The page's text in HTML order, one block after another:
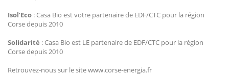
Isol’Eco : Casa Bio est votre partenaire de EDF/CTC pour la région
Corse depuis 2010
Solidarité : Casa Bio est LE partenaire de EDF/CTC pour la région
Corse depuis 2010
Retrouvez-nous sur le site www.corse-energia.fr